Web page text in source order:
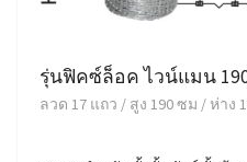
รุ่นฟิคซ์ล็อค ไวน์แมน
ลวด 17 แถว / สูง 190 ซม / ห่าง